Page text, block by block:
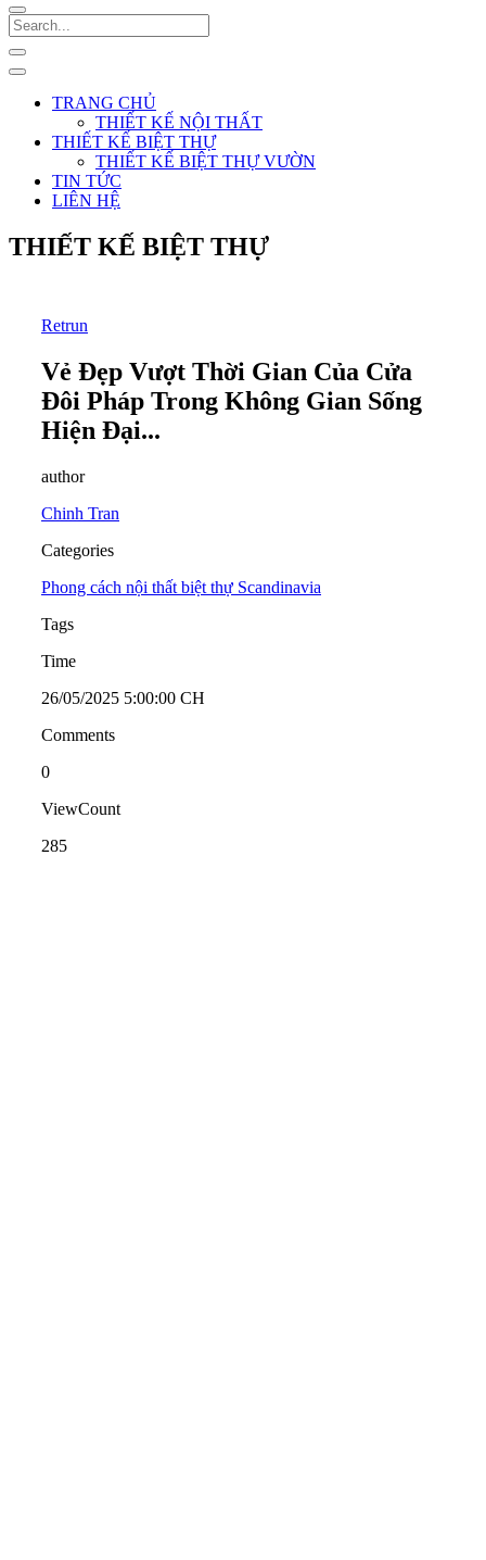
TRANG CHỦ
THIẾT KẾ NỘI THẤT
THIẾT KẾ BIỆT THỰ
THIẾT KẾ BIỆT THỰ VƯỜN
TIN TỨC
LIÊN HỆ
THIẾT KẾ BIỆT THỰ
Retrun
Vẻ Đẹp Vượt Thời Gian Của Cửa
Đôi Pháp Trong Không Gian Sống
Hiện Đại...
author
Chinh Tran
Categories
Phong cách nội thất biệt thự Scandinavia
Tags
Time
26/05/2025 5:00:00 CH
Comments
0
ViewCount
285